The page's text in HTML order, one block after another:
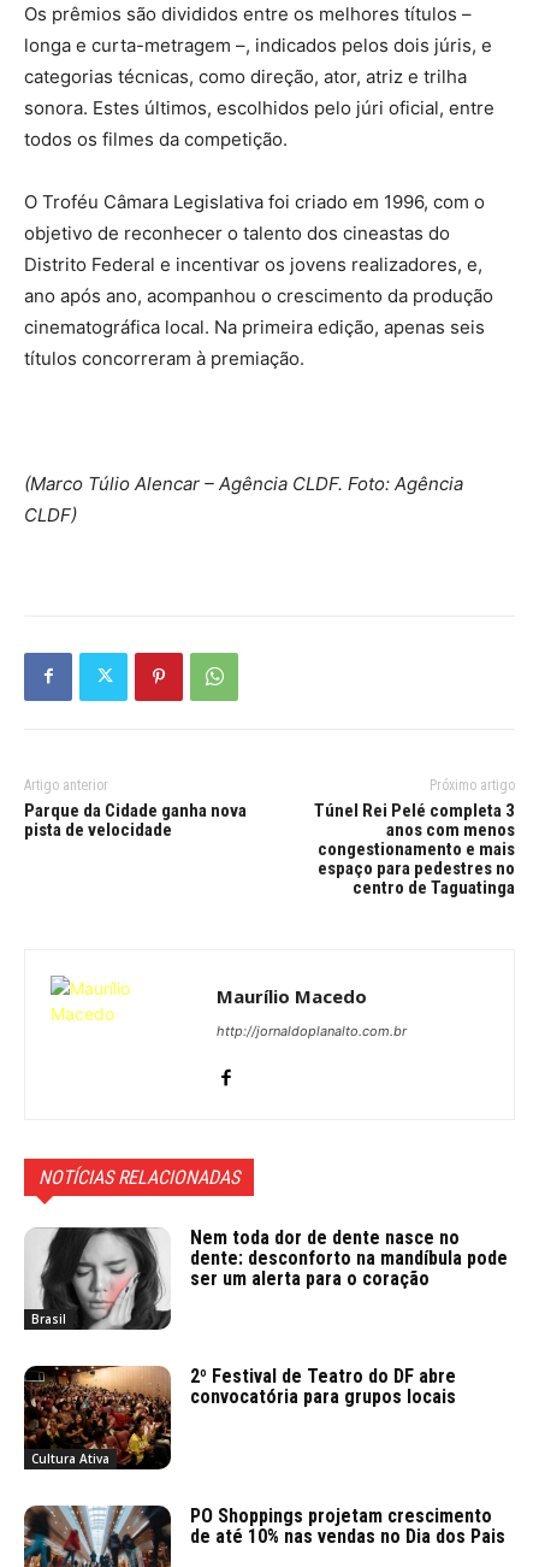
Os prêmios são divididos entre os melhores títulos –
longa e curta-metragem –, indicados pelos dois júris, e
categorias técnicas, como direção, ator, atriz e trilha
sonora. Estes últimos, escolhidos pelo júri oficial, entre
todos os filmes da competição.
O Troféu Câmara Legislativa foi criado em 1996, com o
objetivo de reconhecer o talento dos cineastas do
Distrito Federal e incentivar os jovens realizadores, e,
ano após ano, acompanhou o crescimento da produção
cinematográfica local. Na primeira edição, apenas seis
títulos concorreram à premiação.
(Marco Túlio Alencar – Agência CLDF. Foto: Agência
CLDF)
Artigo anterior
Parque da Cidade ganha nova
pista de velocidade
Próximo artigo
Túnel Rei Pelé completa 3
anos com menos
congestionamento e mais
espaço para pedestres no
centro de Taguatinga
Maurílio Macedo
http://jornaldoplanalto.com.br
NOTÍCIAS RELACIONADAS
Brasil
Nem toda dor de dente nasce no
dente: desconforto na mandíbula pode
ser um alerta para o coração
Cultura Ativa
2º Festival de Teatro do DF abre
convocatória para grupos locais
PO Shoppings projetam crescimento
de até 10% nas vendas no Dia dos Pais